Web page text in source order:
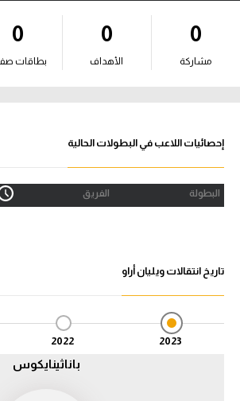
آراء حرة
ركن الألعاب
الدوري المصري
الدوري الإنجليزي الممتاز
الدوري الإيطالي
الدوري الألماني
0
مشاركة
0
الأهداف
0
بطاقات
إحصائيات اللاعب في البطولات الحالية
البطولة الفريق
تاريخ انتقالات ويليان أراو
2023
2022
باناثينايكوس